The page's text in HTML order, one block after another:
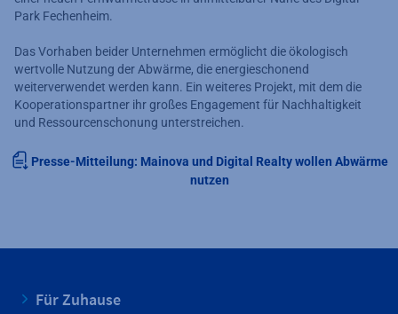
Park Fechenheim.
Das Vorhaben beider Unternehmen ermöglicht die ökologisch
wertvolle Nutzung der Abwärme, die energieschonend
weiterverwendet werden kann. Ein weiteres Projekt, mit dem die
Kooperationspartner ihr großes Engagement für Nachhaltigkeit
und Ressourcenschonung unterstreichen.
Presse-Mitteilung: Mainova und Digital Realty wollen Abwärme
nutzen
Für Zuhause